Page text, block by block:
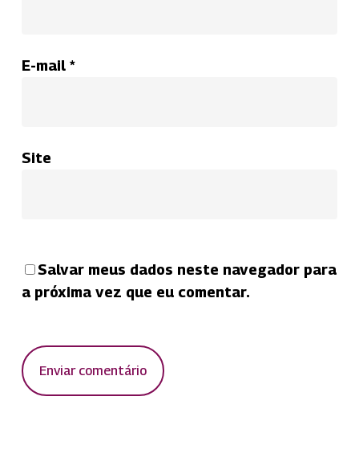
E-mail *
Site
Salvar meus dados neste navegador para
a próxima vez que eu comentar.